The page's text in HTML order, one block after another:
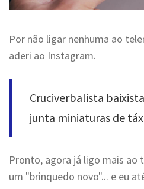
Por não ligar nenhuma ao
aderi ao Instagram.
Cruciverbalista
junta miniaturas de
Pronto, agora já ligo mais ao
um "brinquedo novo"... e eu